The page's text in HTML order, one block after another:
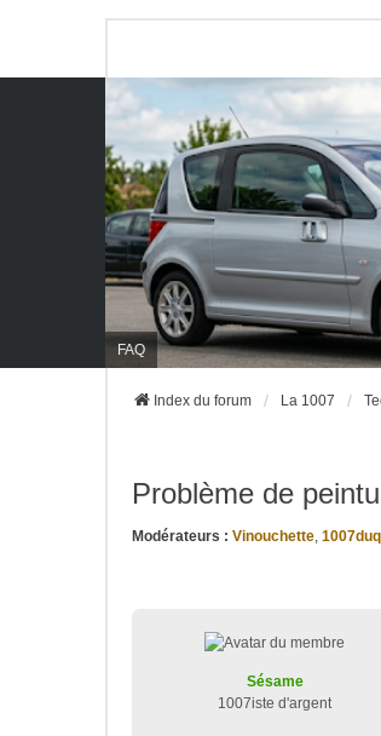
FAQ
Index du forum La 1007
Problème de
Modérateurs : Vinouchette,
Sésame
1007iste d'argent